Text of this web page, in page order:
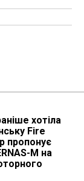
хотіла
Fire
пропонує
M на